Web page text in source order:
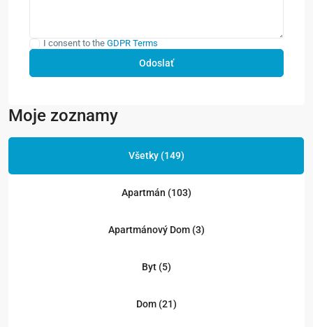
I consent to the GDPR Terms
Moje zoznamy
Všetky (149)
Apartmán (103)
Apartmánový Dom (3)
Byt (5)
Dom (21)